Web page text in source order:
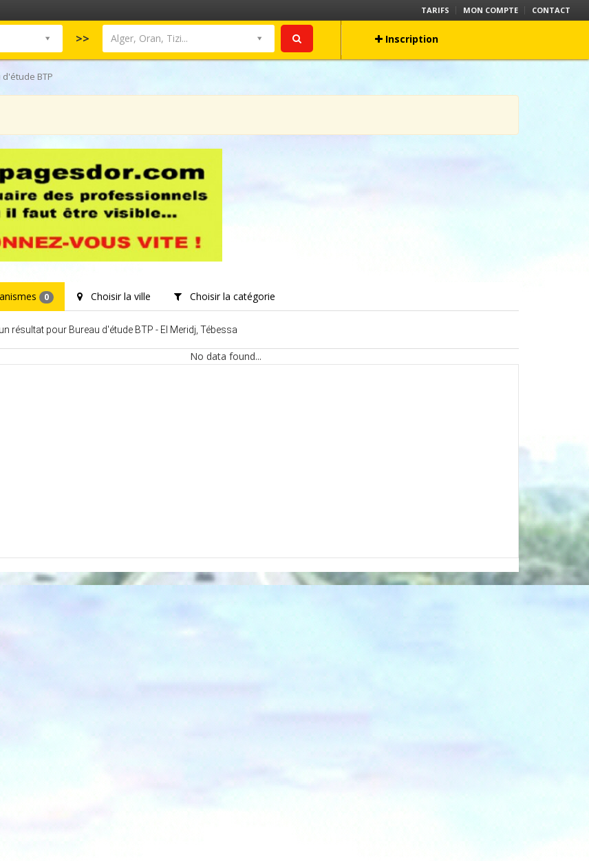
TARIFS MON COMPTE CONTACT
Inscription
>> Alger, Oran, Tizi...
BTP
0 Choisir la ville Choisir la catégorie
résultat pour Bureau d'étude BTP - El Meridj, Tébessa
No data found...